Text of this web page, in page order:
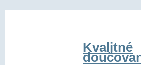
Kvalitné